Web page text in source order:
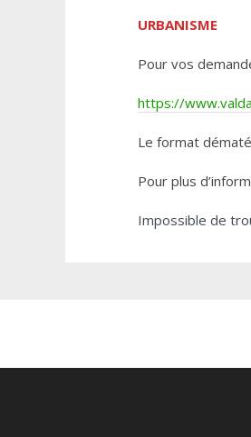
URBANISME
Pour vos
https://
Le format
Pour plus
Impossible de